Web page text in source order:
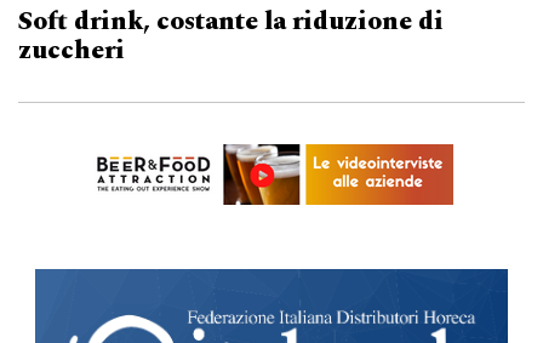
Soft drink, costante la riduzione di
zuccheri